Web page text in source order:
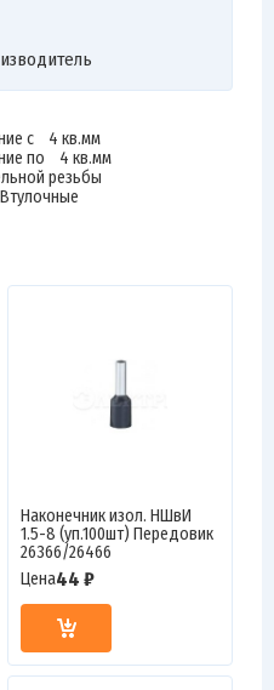
с 4 кв.мм
по 4 кв.мм
резьбы
Наконечник изол. НШвИ
1.5-8 (уп.100шт) Передовик
26366/26466
Цена44 ₽